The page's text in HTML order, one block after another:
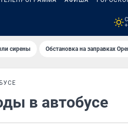
сирены Обстановка на заправках
в автобусе